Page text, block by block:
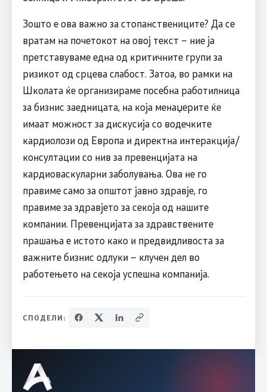
Зошто е ова важно за стопанствениците? Да се
вратам на почетокот на овој текст – ние ја
претставуваме една од критичните групи за
ризикот од срцева слабост. Затоа, во рамки на
Школата ќе организираме посебна работилница
за бизнис заедницата, на која менаџерите ќе
имаат можност за дискусија со водечките
кардиолози од Европа и директна интеракција/
консултации со нив за превенцијата на
кардиоваскуларни заболувања. Ова не го
правиме само за општот јавно здравје, го
правиме за здравјето за секоја од нашите
компании. Превенцијата за здравствените
прашања е истото како и предвидливоста за
важните бизнис одлуки – клучен дел во
работењето на секоја успешна компанија.
СПОДЕЛИ: